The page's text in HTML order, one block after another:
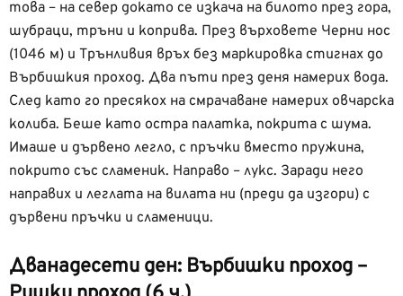
това – на север докато се изкача на билото през гора,
шубраци, тръни и коприва. През върховете Черни нос
(1046 м) и Трънливия връх без маркировка стигнах до
Върбишкия проход. Два пъти през деня намерих вода.
След като го пресякох на смрачаване намерих овчарска
колиба. Беше като остра палатка, покрита с шума.
Имаше и дървено легло, с пръчки вместо пружина,
покрито със сламеник. Направо – лукс. Заради него
направих и леглата на вилата ни (преди да изгори) с
дървени пръчки и сламеници.
Дванадесети ден: Върбишки проход –